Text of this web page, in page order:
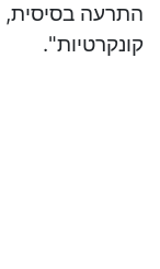
התרעה
קונקרטיות".